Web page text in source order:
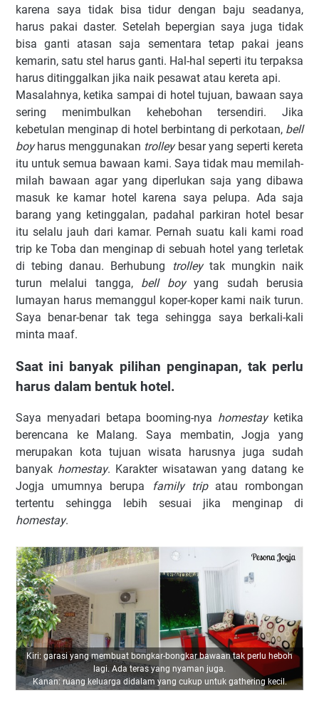
karena saya tidak bisa tidur dengan baju seadanya,
harus pakai daster. Setelah bepergian saya juga tidak
bisa ganti atasan saja sementara tetap pakai jeans
kemarin, satu stel harus ganti. Hal-hal seperti itu terpaksa
harus ditinggalkan jika naik pesawat atau kereta api.
Masalahnya, ketika sampai di hotel tujuan, bawaan saya
sering menimbulkan kehebohan tersendiri. Jika
kebetulan menginap di hotel berbintang di perkotaan, bell
boyharus menggunakan trolleybesar yang seperti kereta
itu untuk semua bawaan kami. Saya tidak mau memilah-
milah bawaan agar yang diperlukan saja yang dibawa
masuk ke kamar hotel karena saya pelupa. Ada saja
barang yang ketinggalan, padahal parkiran hotel besar
itu selalu jauh dari kamar. Pernah suatu kali kami road
trip ke Toba dan menginap di sebuah hotel yang terletak
di tebing danau. Berhubung
trolleytak mungkin naik
turun melalui tangga, bell boyyang sudah berusia
lumayan harus memanggul koper-koper kami naik turun.
Saya benar-benar tak tega sehingga saya berkali-kali
minta maaf.
Saat ini banyak pilihan penginapan, tak perlu
harus dalam bentuk hotel.
Saya menyadari betapa booming-nya homestayketika
berencana ke Malang. Saya membatin, Jogja yang
merupakan kota tujuan wisata harusnya juga sudah
banyak homestay. Karakter wisatawan yang datang ke
Jogja umumnya berupa
family tripatau rombongan
tertentu sehingga lebih sesuai jika menginap di
homestay.
Kiri: garasi yang membuat bongkar-bongkar bawaan tak perlu heboh
lagi. Ada teras yang nyaman juga.
Kanan: ruang keluarga didalam yang cukup untuk gathering kecil.